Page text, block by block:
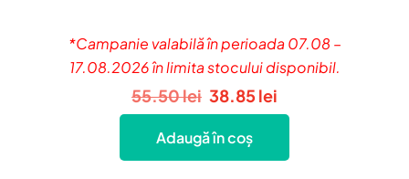
*Campanie valabilă în perioada 07.08 –
17.08.2026 în limita stocului disponibil.
55.50lei Prețul
inițial
a
fost:
38.85 lei
curent
38.85 lei.
Adaugă în coș